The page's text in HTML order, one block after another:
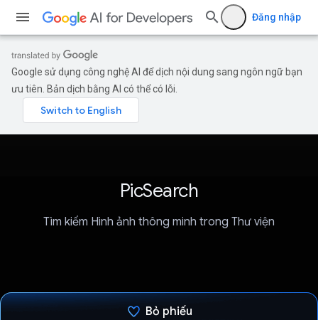
Đăng nhập
Google sử dụng công nghệ AI để dịch nội dung sang ngôn ngữ bạn
ưu tiên. Bản dịch bằng AI có thể có lỗi.
PicSearch
Tìm kiếm Hình ảnh thông minh trong Thư viện
Bỏ phiếu